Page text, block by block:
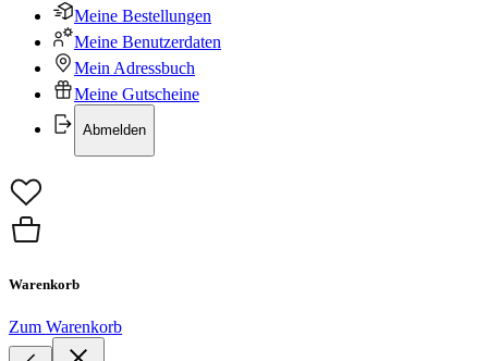
Meine Bestellungen
Meine Benutzerdaten
Mein Adressbuch
Meine Gutscheine
Abmelden
Warenkorb
Zum Warenkorb